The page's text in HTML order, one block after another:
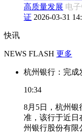
高质量发展 电
证 2026-03-31
快讯
NEWS FLASH 更多
杭州银行：完成
10:34
8月5日，杭州
准，该行于近日
州银行股份有限